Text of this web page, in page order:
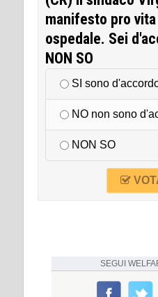
manifesto pro
ospedale. Sei
NON SO
SI sono
NO non sono
NON SO
SEGUI